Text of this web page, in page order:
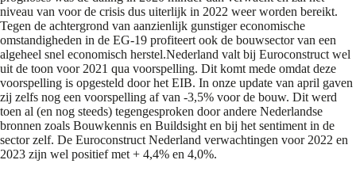
niveau van voor de crisis dus uiterlijk in 2022 weer worden bereikt.
Tegen de achtergrond van aanzienlijk gunstiger economische
omstandigheden in de EG-19 profiteert ook de bouwsector van een
algeheel snel economisch herstel.Nederland valt bij Euroconstruct wel
uit de toon voor 2021 qua voorspelling. Dit komt mede omdat deze
voorspelling is opgesteld door het EIB. In onze update van april gaven
zij zelfs nog een voorspelling af van -3,5% voor de bouw. Dit werd
toen al (en nog steeds) tegengesproken door andere Nederlandse
bronnen zoals Bouwkennis en Buildsight en bij het sentiment in de
sector zelf. De Euroconstruct Nederland verwachtingen voor 2022 en
2023 zijn wel positief met + 4,4% en 4,0%.